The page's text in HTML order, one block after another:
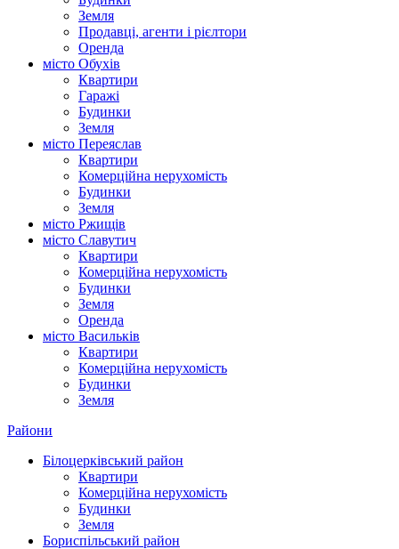
Земля
Продавці, агенти і рієлтори
Оренда
місто Обухів
Квартири
Гаражі
Будинки
Земля
місто Переяслав
Квартири
Комерційна нерухомість
Будинки
Земля
місто Ржищів
місто Славутич
Квартири
Комерційна нерухомість
Будинки
Земля
Оренда
місто Василькiв
Квартири
Комерційна нерухомість
Будинки
Земля
Райони
Білоцерківський район
Квартири
Комерційна нерухомість
Будинки
Земля
Бориспільський район